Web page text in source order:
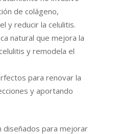
de colágeno,
y reducir la celulitis.
natural que mejora la
y remodela el
para renovar la
y aportando
para mejorar